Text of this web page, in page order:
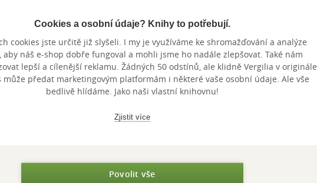
Nedostupné
The Pep
Revolution
Martí Perarnau
Nedostupné
Cookies a osobní údaje? Knihy to potřebují.
cookies jste určitě již slyšeli. I my je využíváme ke shromažďování a analýze
aby náš e-shop dobře fungoval a mohli jsme ho nadále zlepšovat. Také nám
lepší a cílenější reklamu. Žádných 50 odstínů, ale klidně Vergilia v originále.
může předat marketingovým platformám i některé vaše osobní údaje. Ale vše
bedlivě hlídáme. Jako naši vlastní knihovnu!
Zjistit více
Povolit vše